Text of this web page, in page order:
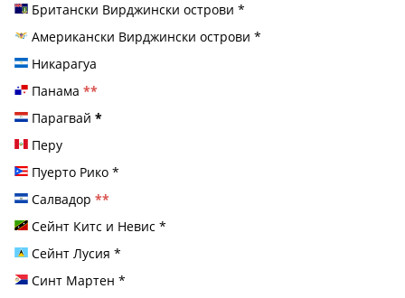
Британски Вирджински острови *
Американски Вирджински острови *
Никарагуа
Панама **
Парагвай *
Перу
Пуерто Рико *
Салвадор **
Сейнт Китс и Невис *
Сейнт Лусия *
Синт Мартен *